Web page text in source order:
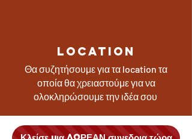
LOCATION
Θα συζητήσουμε για τα location τα
οποία θα χρειαστούμε για να
ολοκληρώσουμε την ιδέα σου